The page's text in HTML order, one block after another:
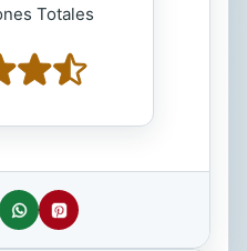
Totales